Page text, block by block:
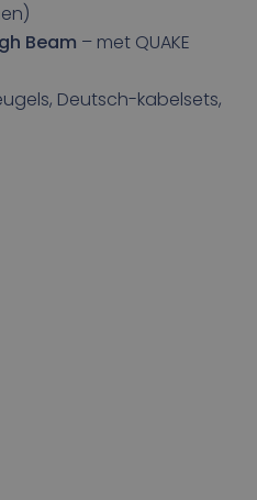
Beam – met QUAKE
Deutsch-kabelsets,